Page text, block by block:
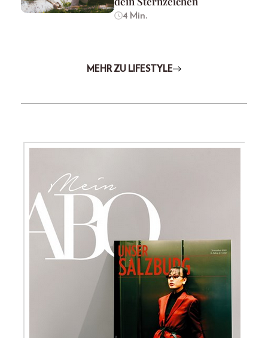
4 Min.
MEHR ZU LIFESTYLE